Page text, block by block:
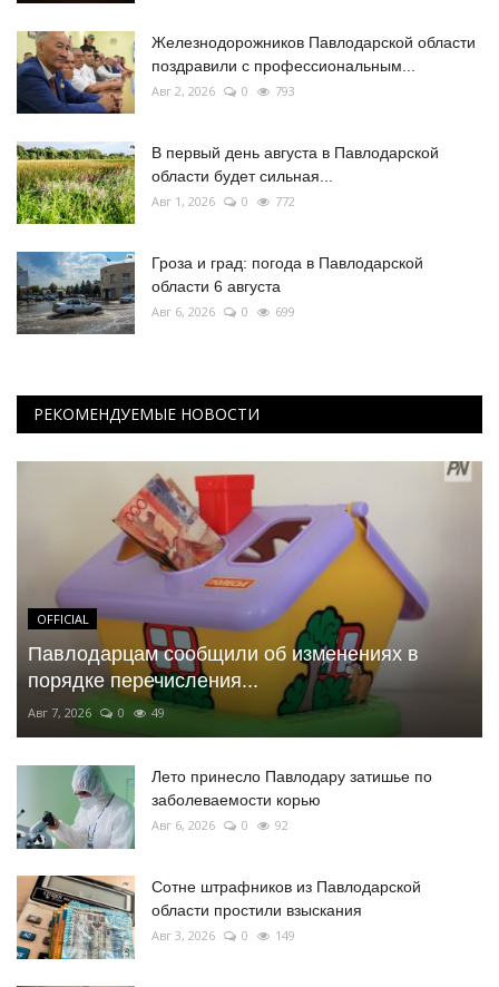
Железнодорожников Павлодарской области
поздравили с профессиональным...
Авг 2, 2026 0 793
В первый день августа в Павлодарской
области будет сильная...
Авг 1, 2026 0 772
Гроза и град: погода в Павлодарской
области 6 августа
Авг 6, 2026 0 699
РЕКОМЕНДУЕМЫЕ НОВОСТИ
OFFICIAL
Павлодарцам сообщили об изменениях в
порядке перечисления...
Авг 7, 2026 0 49
Лето принесло Павлодару затишье по
заболеваемости корью
Авг 6, 2026 0 92
Сотне штрафников из Павлодарской
области простили взыскания
Авг 3, 2026 0 149